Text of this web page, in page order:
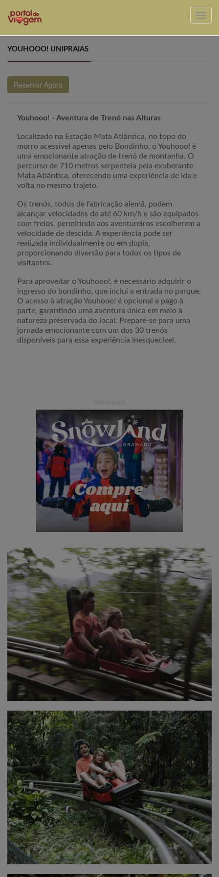
YOUHOOO! UNIPRAIAS
Reservar Agora
Youhooo! - Aventura de Trenó nas Alturas
Localizado na Estação Mata Atlântica, no topo do
morro acessível apenas pelo Bondinho, o Youhooo! é
uma emocionante atração de trenó de montanha. O
percurso de 710 metros serpenteia pela exuberante
Mata Atlântica, oferecendo uma experiência de ida e
volta no mesmo trajeto.
Os trenós, todos de fabricação alemã, podem
alcançar velocidades de até 60 km/h e são equipados
com freios, permitindo aos aventureiros escolherem a
velocidade de descida. A experiência pode ser
realizada individualmente ou em dupla,
proporcionando diversão para todos os tipos de
visitantes.
Para aproveitar o Youhooo!, é necessário adquirir o
ingresso do bondinho, que inclui a entrada no parque.
O acesso à atração Youhooo! é opcional e pago à
parte, garantindo uma aventura única em meio à
natureza preservada do local. Prepare-se para uma
jornada emocionante com um dos 30 trenós
disponíveis para essa experiência inesquecível.
PUBLICIDADE